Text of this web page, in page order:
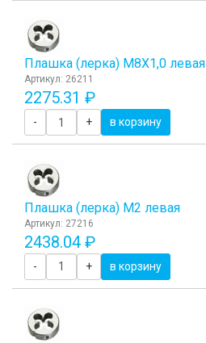
Плашка (лерка) М8Х1,0 левая
Артикул: 26211
2275.31 ₽
- + в корзину
Плашка (лерка) М2 левая
Артикул: 27216
2438.04 ₽
- + в корзину